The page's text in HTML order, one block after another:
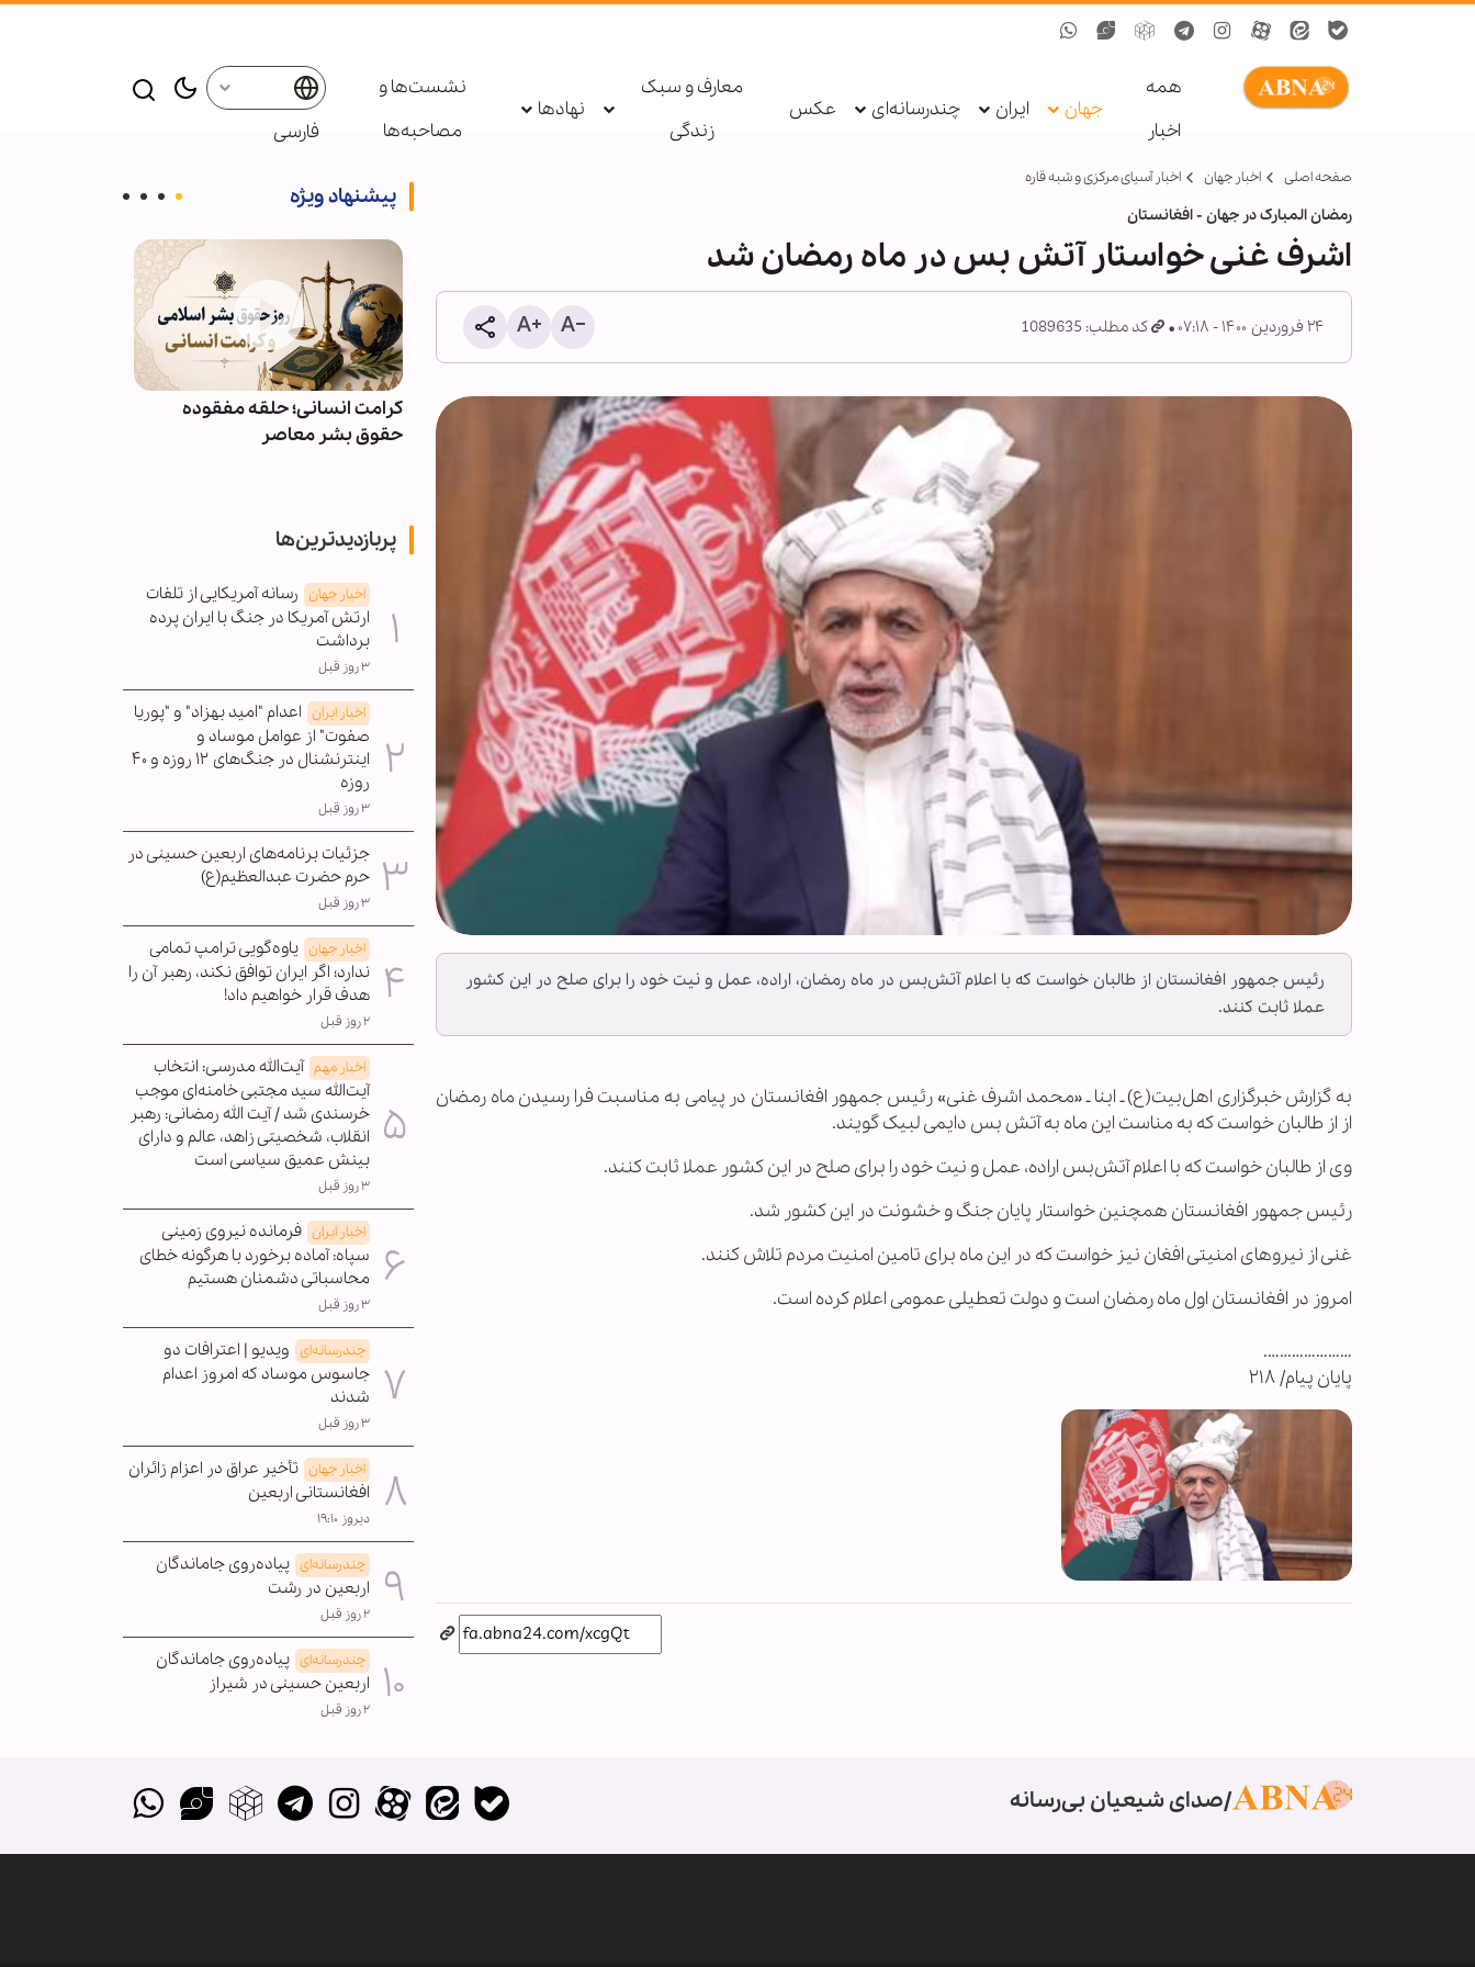
همه
اخبار
جهان ایران چندرسانه‌ای عکس
معارف و سبک
زندگی
نهادها
نشست‌ها و
مصاحبه‌ها
فارسی
صفحه اصلی اخبار جهان اخبار آسیای مرکزی و شبه قاره
رمضان المبارک در جهان - افغانستان
اشرف غنی خواستار آتش بس در ماه رمضان شد
۲۴ فروردین ۱۴۰۰ - ۰۷:۱۸ کد مطلب: 1089635
رئیس جمهور افغانستان از طالبان خواست که با اعلام آتش‌بس در ماه رمضان، اراده، عمل و نیت خود را برای صلح در این کشور
عملا ثابت کنند.
به گزارش خبرگزاری اهل‌بیت(ع) ـ ابنا ـ «محمد اشرف غنی» رئیس جمهور افغانستان در پیامی به مناسبت فرا رسیدن ماه رمضان
از از طالبان خواست که به مناست این ماه به آتش بس دایمی لبیک گویند.
وی از طالبان خواست که با اعلام آتش‌بس اراده، عمل و نیت خود را برای صلح در این کشور عملا ثابت کنند.
رئیس جمهور افغانستان همچنین خواستار پایان جنگ و خشونت در این کشور شد.
غنی از نیروهای امنیتی افغان نیز خواست که در این ماه برای تامین امنیت مردم تلاش کنند.
امروز در افغانستان اول ماه رمضان است و دولت تعطیلی عمومی اعلام کرده است.
………………….
پایان پیام/ ۲۱۸
پیشنهاد ویژه
اطعام روزانه ۱۰ هزار زائر در موکب
حرم بانوی کرامت در ایام اربعین
حسینی
کرامت انسانی؛ حلقه مفقوده
حقوق بشر معاصر
پربازدیدترین‌ها
اخبار جهان رسانه آمریکایی از تلفات
ارتش آمریکا در جنگ با ایران پرده
برداشت
۳ روز قبل
اخبار ایران اعدام "امید بهزاد" و "پوریا
صفوت" از عوامل موساد و
اینترنشنال در جنگ‌های ۱۲ روزه و ۴۰
روزه
۳ روز قبل
جزئیات برنامه‌های اربعین حسینی در
حرم حضرت عبدالعظیم(ع)
۳ روز قبل
اخبار جهان یاوه‌گویی ترامپ تمامی
ندارد؛ اگر ایران توافق نکند، رهبر آن را
هدف قرار خواهیم داد!
۲ روز قبل
اخبار مهم آیت‌الله مدرسی: انتخاب
آیت‌الله سید مجتبی خامنه‌ای موجب
خرسندی شد / آیت الله رمضانی: رهبر
انقلاب، شخصیتی زاهد، عالم و دارای
بینش عمیق سیاسی است
۳ روز قبل
اخبار ایران فرمانده نیروی زمینی
سپاه: آماده برخورد با هرگونه خطای
محاسباتی دشمنان هستیم
۳ روز قبل
چندرسانه‌ای ویدیو | اعترافات دو
جاسوس موساد که امروز اعدام
شدند
۳ روز قبل
اخبار جهان تأخیر عراق در اعزام زائران
افغانستانی اربعین
دیروز ۱۹:۱۰
چندرسانه‌ای پیاده‌روی جاماندگان
اربعین در رشت
۲ روز قبل
چندرسانه‌ای پیاده‌روی جاماندگان
اربعین حسینی در شیراز
۲ روز قبل
صدای شیعیان بی‌رسانه